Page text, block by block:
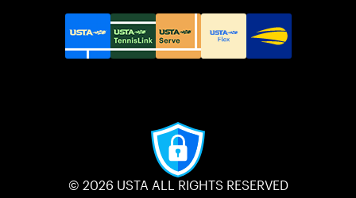
© 2026 USTA ALL RIGHTS RESERVED